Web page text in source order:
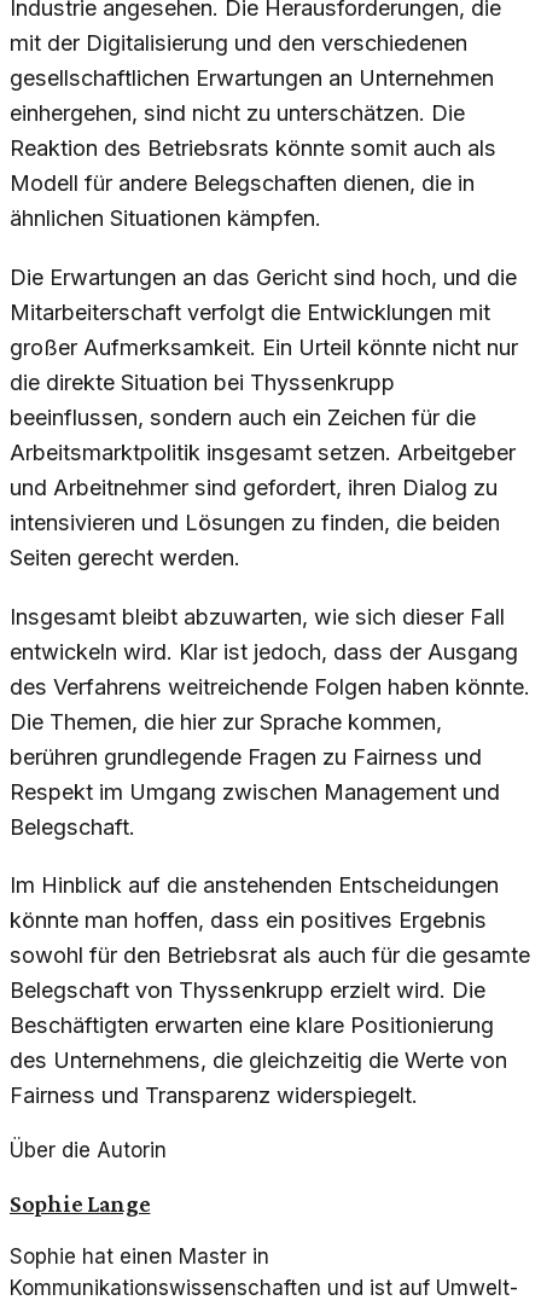
Industrie angesehen. Die Herausforderungen, die
mit der Digitalisierung und den verschiedenen
gesellschaftlichen Erwartungen an Unternehmen
einhergehen, sind nicht zu unterschätzen. Die
Reaktion des Betriebsrats könnte somit auch als
Modell für andere Belegschaften dienen, die in
ähnlichen Situationen kämpfen.
Die Erwartungen an das Gericht sind hoch, und die
Mitarbeiterschaft verfolgt die Entwicklungen mit
großer Aufmerksamkeit. Ein Urteil könnte nicht nur
die direkte Situation bei Thyssenkrupp
beeinflussen, sondern auch ein Zeichen für die
Arbeitsmarktpolitik insgesamt setzen. Arbeitgeber
und Arbeitnehmer sind gefordert, ihren Dialog zu
intensivieren und Lösungen zu finden, die beiden
Seiten gerecht werden.
Insgesamt bleibt abzuwarten, wie sich dieser Fall
entwickeln wird. Klar ist jedoch, dass der Ausgang
des Verfahrens weitreichende Folgen haben könnte.
Die Themen, die hier zur Sprache kommen,
berühren grundlegende Fragen zu Fairness und
Respekt im Umgang zwischen Management und
Belegschaft.
Im Hinblick auf die anstehenden Entscheidungen
könnte man hoffen, dass ein positives Ergebnis
sowohl für den Betriebsrat als auch für die gesamte
Belegschaft von Thyssenkrupp erzielt wird. Die
Beschäftigten erwarten eine klare Positionierung
des Unternehmens, die gleichzeitig die Werte von
Fairness und Transparenz widerspiegelt.
Über die Autorin
Sophie Lange
Sophie hat einen Master in
Kommunikationswissenschaften und ist auf Umwelt-